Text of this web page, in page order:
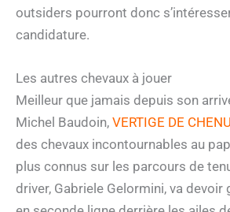
outsiders pourront donc
candidature.
Les autres chevaux à jouer
Meilleur que jamais depuis son
Michel Baudoin, VERTIGE DE
des chevaux incontournables au
plus connus sur les parcours de
driver, Gabriele Gelormini, va devoir